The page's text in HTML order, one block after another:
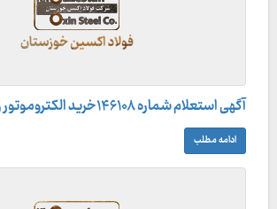
آگهی استعلام شماره ۱۴۶۱۰۸خرید الکتروموتور زیمنس
ادامه مطلب